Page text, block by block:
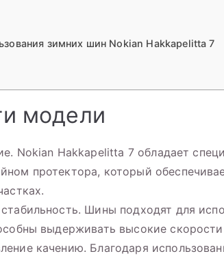
зимних шин Nokian Hakkapelitta 7
модели
Nokian Hakkapelitta 7 обладает
протектора, который
Шины подходят для
выдерживать высокие
качению. Благодаря